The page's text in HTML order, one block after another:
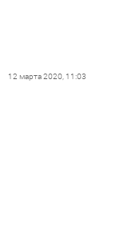
12 марта 2020, 11:03